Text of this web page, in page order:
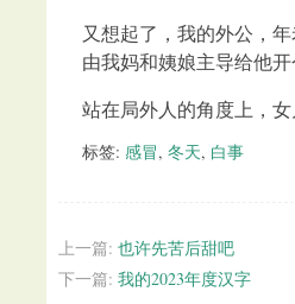
又想起了，我的外公，
由我妈和姨娘主导给他开
站在局外人的角度上，
标签: 感冒, 冬天, 白事
上一篇: 也许先苦后甜吧
下一篇: 我的2023年度汉字